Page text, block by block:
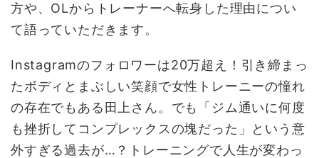
方や、OLからトレーナーへ転身した理由につい
て語っていただきます。
Instagramのフォロワーは20万超え！引き締まっ
たボディとまぶしい笑顔で女性トレーニーの憧れ
の存在でもある田上さん。でも「ジム通いに何度
も挫折してコンプレックスの塊だった」という意
外すぎる過去が…？トレーニングで人生が変わっ